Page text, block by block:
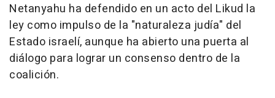
Netanyahu ha defendido en un acto del Likud la
ley como impulso de la "naturaleza judía" del
Estado israelí, aunque ha abierto una puerta al
diálogo para lograr un consenso dentro de la
coalición.